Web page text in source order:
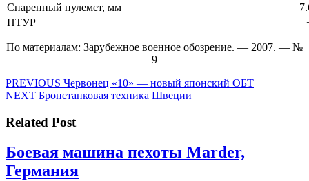
Спаренный пулемет, мм
ПТУР
По материалам: Зарубежное военное обозрение. — 2007. — №
9
Навигация
по
записям
PREVIOUS Предыдущая
запись:
Червонец «10» — новый японский ОБТ
NEXT Следующая
Бронетанковая техника Швеции
Related Post
Боевая машина пехоты Marder,
ГерманияБоевая